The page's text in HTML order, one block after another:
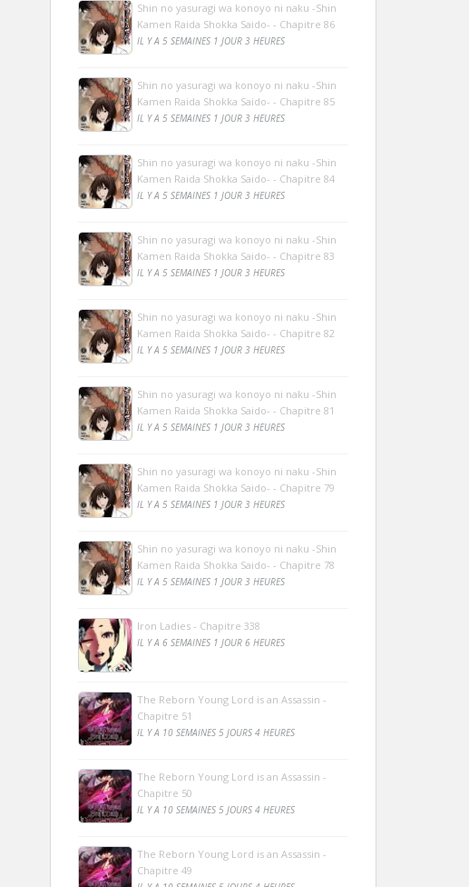
Shin no yasuragi wa konoyo ni naku -Shin
Kamen Raida Shokka Saido- - Chapitre 86
IL Y A 5 SEMAINES 1 JOUR 3 HEURES
Shin no yasuragi wa konoyo ni naku -Shin
Kamen Raida Shokka Saido- - Chapitre 85
IL Y A 5 SEMAINES 1 JOUR 3 HEURES
Shin no yasuragi wa konoyo ni naku -Shin
Kamen Raida Shokka Saido- - Chapitre 84
IL Y A 5 SEMAINES 1 JOUR 3 HEURES
Shin no yasuragi wa konoyo ni naku -Shin
Kamen Raida Shokka Saido- - Chapitre 83
IL Y A 5 SEMAINES 1 JOUR 3 HEURES
Shin no yasuragi wa konoyo ni naku -Shin
Kamen Raida Shokka Saido- - Chapitre 82
IL Y A 5 SEMAINES 1 JOUR 3 HEURES
Shin no yasuragi wa konoyo ni naku -Shin
Kamen Raida Shokka Saido- - Chapitre 81
IL Y A 5 SEMAINES 1 JOUR 3 HEURES
Shin no yasuragi wa konoyo ni naku -Shin
Kamen Raida Shokka Saido- - Chapitre 79
IL Y A 5 SEMAINES 1 JOUR 3 HEURES
Shin no yasuragi wa konoyo ni naku -Shin
Kamen Raida Shokka Saido- - Chapitre 78
IL Y A 5 SEMAINES 1 JOUR 3 HEURES
Iron Ladies - Chapitre 338
IL Y A 6 SEMAINES 1 JOUR 6 HEURES
The Reborn Young Lord is an Assassin -
Chapitre 51
IL Y A 10 SEMAINES 5 JOURS 4 HEURES
The Reborn Young Lord is an Assassin -
Chapitre 50
IL Y A 10 SEMAINES 5 JOURS 4 HEURES
The Reborn Young Lord is an Assassin -
Chapitre 49